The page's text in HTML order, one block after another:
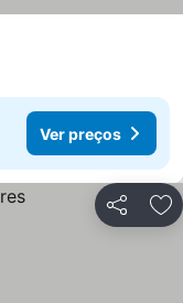
Ver preços
Partilhar